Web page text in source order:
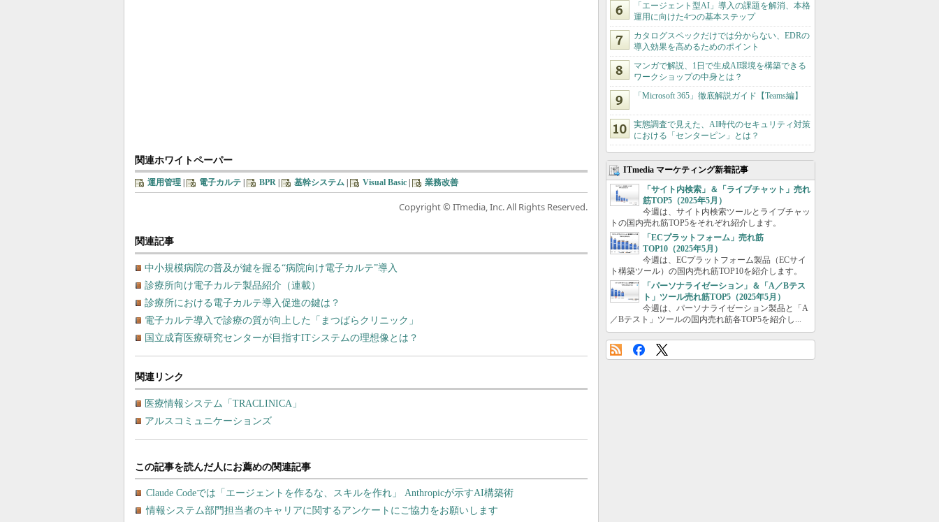
関連ホワイトペーパー
運用管理 電子カルテ BPR 基幹システム Visual Basic 業務改善
Copyright © ITmedia, Inc. All Rights Reserved.
関連記事
中小規模病院の普及が鍵を握る“病院向け電子カルテ”導入
診療所向け電子カルテ製品紹介（連載）
診療所における電子カルテ導入促進の鍵は？
電子カルテ導入で診療の質が向上した「まつばらクリニック」
国立成育医療研究センターが目指すITシステムの理想像とは？
関連リンク
医療情報システム「TRACLINICA」
アルスコミュニケーションズ
「エージェント型AI」導入の課題を解消、本格
運用に向けた4つの基本ステップ
カタログスペックだけでは分からない、EDRの
導入効果を高めるためのポイント
マンガで解説、1日で生成AI環境を構築できる
ワークショップの中身とは？
「Microsoft 365」徹底解説ガイド【Teams編】
実態調査で見えた、AI時代のセキュリティ対策
における「センターピン」とは？
ITmedia マーケティング新着記事
「サイト内検索」＆「ライブチャット」売れ
筋TOP5（2025年5月）
今週は、サイト内検索ツールとライブチャッ
トの国内売れ筋TOP5をそれぞれ紹介します。
「ECプラットフォーム」売れ筋
TOP10（2025年5月）
今週は、ECプラットフォーム製品（ECサイ
ト構築ツール）の国内売れ筋TOP10を紹介します。
「パーソナライゼーション」＆「A／Bテス
ト」ツール売れ筋TOP5（2025年5月）
今週は、パーソナライゼーション製品と「A
／Bテスト」ツールの国内売れ筋各TOP5を紹介し...